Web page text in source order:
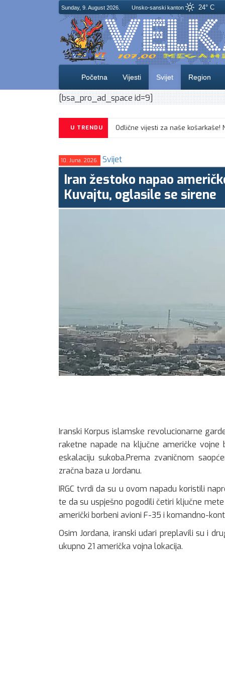
Sunday, 9. August 2026. Unsko-sanski kanton 24° C
Početna Vijesti Svijet Region
[bsa_pro_ad_space id=9]
U TRENDU
10. Juna. 2026. Svijet
Iran žestoko napao
Kuvajtu, oglasile se sirene
Iranski Korpus islamske revolucionarne
raketne napade na ključne američke
eskalaciju sukoba.Prema zvaničnom
zračna baza u Jordanu.
IRGC tvrdi da su u ovom napadu koristili
te da su uspješno pogodili četiri ključne
američki borbeni avioni F-35 i komandno-
Osim Jordana, iranski udari preplavili su i
ukupno 21 američka vojna lokacija.